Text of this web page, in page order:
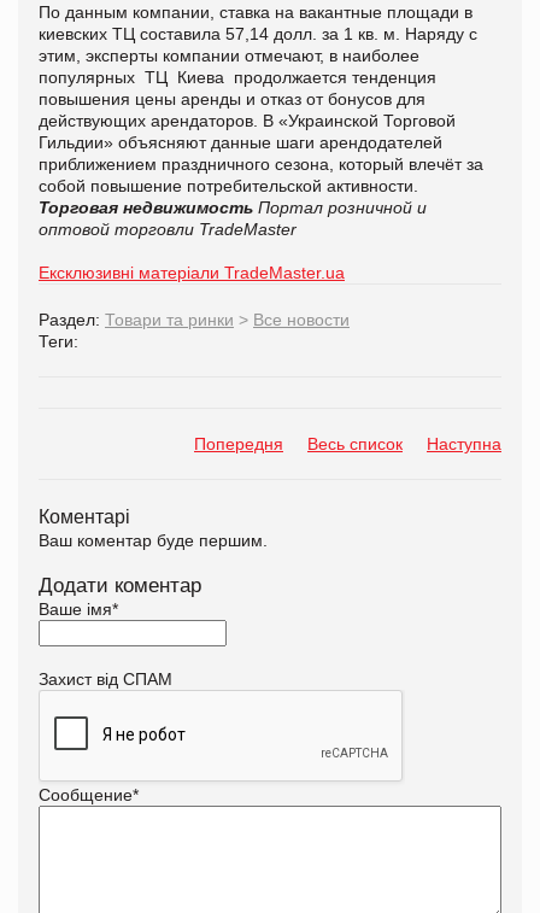
По данным компании, ставка на вакантные площади в
киевских ТЦ составила 57,14 долл. за 1 кв. м. Наряду с
этим, эксперты компании отмечают, в наиболее
популярных ТЦ Киева продолжается тенденция
повышения цены аренды и отказ от бонусов для
действующих арендаторов. В «Украинской Торговой
Гильдии» объясняют данные шаги арендодателей
приближением праздничного сезона, который влечёт за
собой повышение потребительской активности.
Торговая недвижимость Портал розничной и
оптовой торговли TradeMaster
Ексклюзивні матеріали TradeMaster.ua
Раздел: Товари та ринки > Все новости
Теги:
Попередня Весь список Наступна
Коментарі
Ваш коментар буде першим.
Додати коментар
Ваше імя*
Захист від СПАМ
Сообщение*